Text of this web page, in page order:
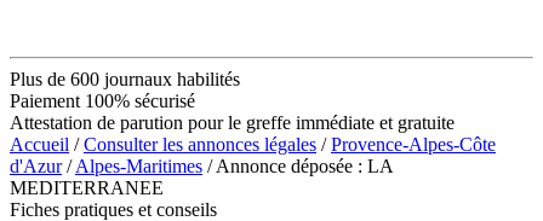
Plus de 600 journaux habilités
Paiement 100% sécurisé
Attestation de parution pour le greffe immédiate et gratuite
Accueil /Consulter les annonces légales /Provence-Alpes-Côte
d'Azur/Alpes-Maritimes / Annonce déposée : LA
MEDITERRANEE
Fiches pratiques et conseils